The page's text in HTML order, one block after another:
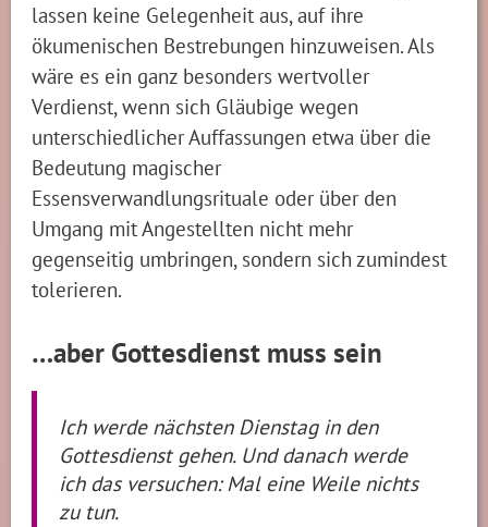
lassen keine Gelegenheit aus, auf ihre
ökumenischen Bestrebungen hinzuweisen. Als
wäre es ein ganz besonders wertvoller
Verdienst, wenn sich Gläubige wegen
unterschiedlicher Auffassungen etwa über die
Bedeutung magischer
Essensverwandlungsrituale oder über den
Umgang mit Angestellten nicht mehr
gegenseitig umbringen, sondern sich zumindest
tolerieren.
…aber Gottesdienst muss sein
Ich werde nächsten Dienstag in den
Gottesdienst gehen. Und danach werde
ich das versuchen: Mal eine Weile nichts
zu tun.